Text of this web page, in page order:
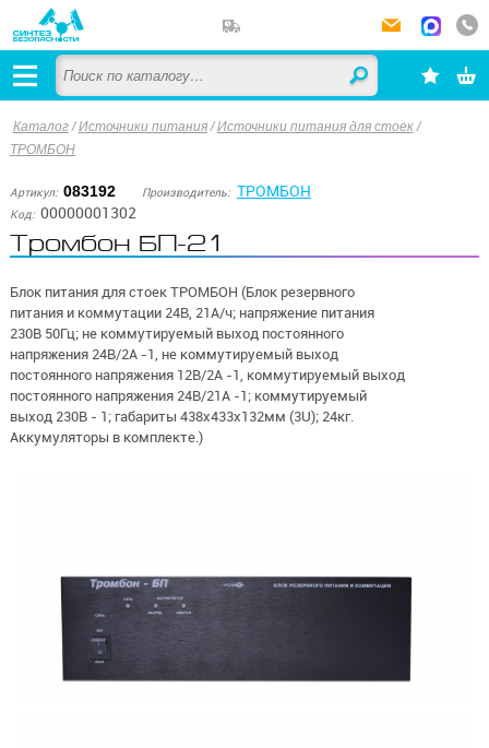
Каталог/Источники питания /Источники питания для стоек /
ТРОМБОН
Артикул: 083192 Производитель: ТРОМБОН
Код: 00000001302
Тромбон БП-21
Блок питания для стоек ТРОМБОН (Блок резервного
питания и коммутации 24В, 21А/ч; напряжение питания
230В 50Гц; не коммутируемый выход постоянного
напряжения 24В/2А -1, не коммутируемый выход
постоянного напряжения 12В/2А -1, коммутируемый выход
постоянного напряжения 24В/21А -1; коммутируемый
выход 230В - 1; габариты 438х433х132мм (3U); 24кг.
Аккумуляторы в комплекте.)